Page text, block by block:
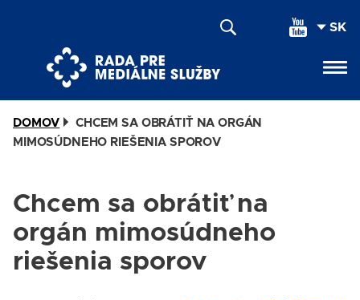
DOMOV
CHCEM SA OBRÁTIŤ NA ORGÁN
MIMOSÚDNEHO RIEŠENIA SPOROV
Chcem sa obrátiť na
orgán mimosúdneho
riešenia sporov